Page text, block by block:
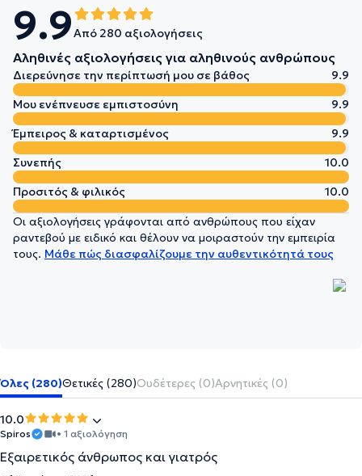
9.9Από 280 αξιολογήσεις
Αληθινές αξιολογήσεις για αληθινούς ανθρώπους
Διερεύνησε την περίπτωσή μου σε βάθος
9.9
Μου ενέπνευσε εμπιστοσύνη
9.9
Έμπειρος & καταρτισμένος
9.9
Συνεπής
10.0
Προσιτός & φιλικός
10.0
Οι αξιολογήσεις γράφονται από ανθρώπους που είχαν
ραντεβού με ειδικό και θέλουν να μοιραστούν την εμπειρία
τους. Μάθε πώς διασφαλίζουμε την αυθεντικότητά τους
Όλες (280)Θετικές (280)Ουδέτερες (0)Αρνητικές (0)
10.0
Spiros • 1 αξιολόγηση
Εξαιρετικός άνθρωπος και γιατρός